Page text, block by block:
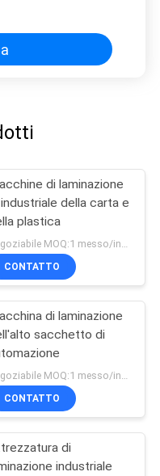
di laminazione
della carta e
plastica
Negoziabile MOQ:1 messo/insiemi
CONTATTO
di laminazione
sacchetto di
CONTATTO
di
industriale